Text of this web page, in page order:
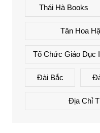
Thái Hà Books
Tân Hoa
Tổ Chức Giáo Dục
Đài Bắc
Địa Chỉ